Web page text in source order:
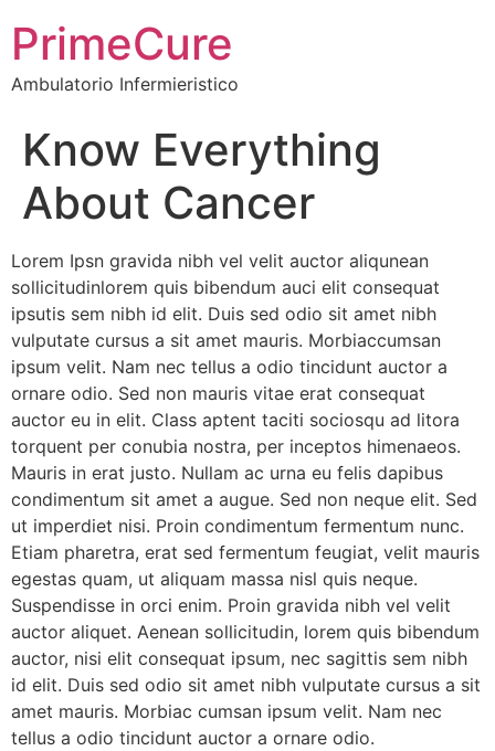
PrimeCure
Ambulatorio Infermieristico
Know Everything
About Cancer
Lorem Ipsn gravida nibh vel velit auctor aliqunean
sollicitudinlorem quis bibendum auci elit consequat
ipsutis sem nibh id elit. Duis sed odio sit amet nibh
vulputate cursus a sit amet mauris. Morbiaccumsan
ipsum velit. Nam nec tellus a odio tincidunt auctor a
ornare odio. Sed non mauris vitae erat consequat
auctor eu in elit. Class aptent taciti sociosqu ad litora
torquent per conubia nostra, per inceptos himenaeos.
Mauris in erat justo. Nullam ac urna eu felis dapibus
condimentum sit amet a augue. Sed non neque elit. Sed
ut imperdiet nisi. Proin condimentum fermentum nunc.
Etiam pharetra, erat sed fermentum feugiat, velit mauris
egestas quam, ut aliquam massa nisl quis neque.
Suspendisse in orci enim. Proin gravida nibh vel velit
auctor aliquet. Aenean sollicitudin, lorem quis bibendum
auctor, nisi elit consequat ipsum, nec sagittis sem nibh
id elit. Duis sed odio sit amet nibh vulputate cursus a sit
amet mauris. Morbiac cumsan ipsum velit. Nam nec
tellus a odio tincidunt auctor a ornare odio.